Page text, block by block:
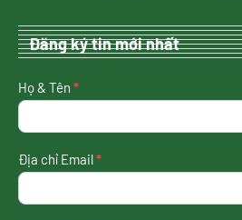
Đăng ký tin mới nhất
nhận
tin
nhất
Họ & Tên *
Địa chỉ Email*